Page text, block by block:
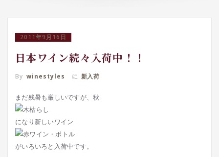
2011年9月16日
日本ワイン続々入荷中！！
By winestyles に 新入荷
まだ残暑も厳しいですが、秋
になり新しいワイン
がいろいろと入荷中です。